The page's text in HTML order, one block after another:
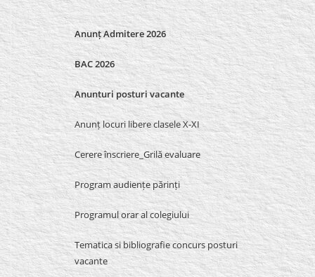
Anunț Admitere 2026
BAC 2026
Anunturi posturi vacante
Anunț locuri libere clasele X-XI
Cerere înscriere_Grilă evaluare
Program audiențe părinți
Programul orar al colegiului
Tematica si bibliografie concurs posturi
vacante